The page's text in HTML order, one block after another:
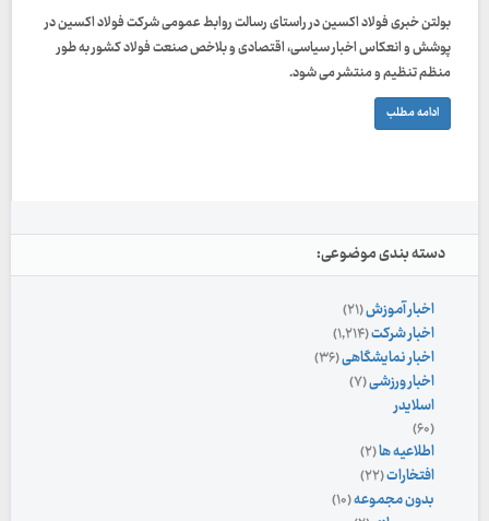
بولتن خبری فولاد اکسین در راستای رسالت روابط عمومی شرکت فولاد اکسین در
پوشش و انعکاس اخبار سیاسی، اقتصادی و بلاخص صنعت فولاد کشور به طور
منظم تنظیم و منتشر می شود.
ادامه مطلب
دسته بندی موضوعی:
اخبار آموزش(۲۱)
اخبار شرکت(۱,۲۱۴)
اخبار نمایشگاهی(۳۶)
اخبار ورزشی(۷)
اسلایدر
(۶۰)
اطلاعیه ها(۲)
افتخارات(۲۲)
بدون مجموعه(۱۰)